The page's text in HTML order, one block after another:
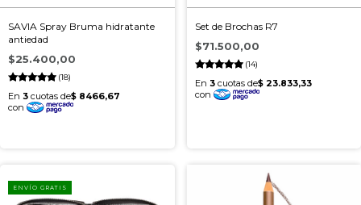
SAVIA Spray Bruma hidratante
antiedad
(18)
$25.400,00
Set de Brochas R7
(14)
$71.500,00
ENVÍO GRATIS